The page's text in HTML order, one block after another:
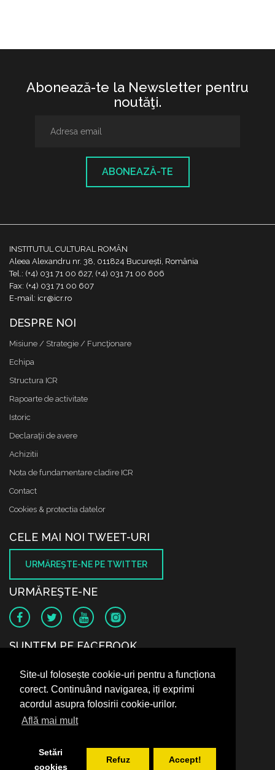
Site-ul folosește cookie-uri pentru a funcționa
corect. Continuând navigarea, iți exprimi
acordul asupra folosirii cookie-urilor.
Află mai mult
Setări
cookies
Refuz Accept!
Abonează-te la Newsletter pentru
noutăţi.
ABONEAZĂ-TE
INSTITUTUL CULTURAL ROMÂN
Aleea Alexandru nr. 38, 011824 București, România
Tel.: (+4) 031 71 00 627, (+4) 031 71 00 606
Fax: (+4) 031 71 00 607
E-mail: icr@icr.ro
DESPRE NOI
Misiune / Strategie / Funcţionare
Echipa
Structura ICR
Rapoarte de activitate
Istoric
Declaraţii de avere
Achizitii
Nota de fundamentare cladire ICR
Contact
Cookies & protectia datelor
CELE MAI NOI TWEET-URI
URMĂREŞTE-NE PE TWITTER
URMĂREŞTE-NE
SUNTEM PE FACEBOOK